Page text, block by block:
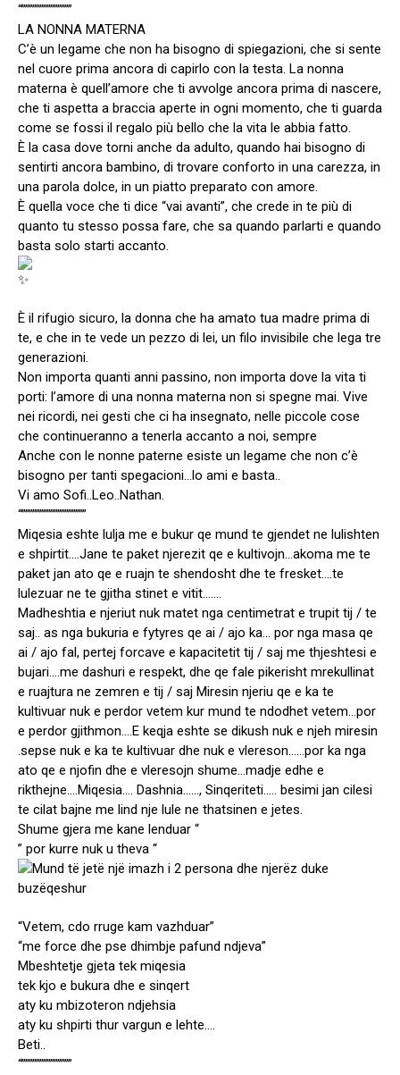
“””””””””””””””
LA NONNA MATERNA
C’è un legame che non ha bisogno di spiegazioni, che si sente
nel cuore prima ancora di capirlo con la testa. La nonna
materna è quell’amore che ti avvolge ancora prima di nascere,
che ti aspetta a braccia aperte in ogni momento, che ti guarda
come se fossi il regalo più bello che la vita le abbia fatto.
È la casa dove torni anche da adulto, quando hai bisogno di
sentirti ancora bambino, di trovare conforto in una carezza, in
una parola dolce, in un piatto preparato con amore.
È quella voce che ti dice “vai avanti”, che crede in te più di
quanto tu stesso possa fare, che sa quando parlarti e quando
basta solo starti accanto.
È il rifugio sicuro, la donna che ha amato tua madre prima di
te, e che in te vede un pezzo di lei, un filo invisibile che lega tre
generazioni.
Non importa quanti anni passino, non importa dove la vita ti
porti: l’amore di una nonna materna non si spegne mai. Vive
nei ricordi, nei gesti che ci ha insegnato, nelle piccole cose
che continueranno a tenerla accanto a noi, sempre
Anche con le nonne paterne esiste un legame che non c’è
bisogno per tanti spegacioni…lo ami e basta..
Vi amo Sofi..Leo..Nathan.
“””””””””””””””””””
Miqesia eshte lulja me e bukur qe mund te gjendet ne lulishten
e shpirtit….Jane te paket njerezit qe e kultivojn…akoma me te
paket jan ato qe e ruajn te shendosht dhe te fresket….te
lulezuar ne te gjitha stinet e vitit…….
Madheshtia e njeriut nuk matet nga centimetrat e trupit tij / te
saj.. as nga bukuria e fytyres qe ai / ajo ka… por nga masa qe
ai / ajo fal, pertej forcave e kapacitetit tij / saj me thjeshtesi e
bujari….me dashuri e respekt, dhe qe fale pikerisht mrekullinat
e ruajtura ne zemren e tij / saj Miresin njeriu qe e ka te
kultivuar nuk e perdor vetem kur mund te ndodhet vetem…por
e perdor gjithmon….E keqja eshte se dikush nuk e njeh miresin
.sepse nuk e ka te kultivuar dhe nuk e vlereson……por ka nga
ato qe e njofin dhe e vleresojn shume…madje edhe e
rikthejne….Miqesia…. Dashnia……, Sinqeriteti….. besimi jan cilesi
te cilat bajne me lind nje lule ne thatsinen e jetes.
Shume gjera me kane lenduar “
” por kurre nuk u theva “
“Vetem, cdo rruge kam vazhduar”
“me force dhe pse dhimbje pafund ndjeva”
Mbeshtetje gjeta tek miqesia
tek kjo e bukura dhe e sinqert
aty ku mbizoteron ndjehsia
aty ku shpirti thur vargun e lehte….
Beti..
“””””””””””””””